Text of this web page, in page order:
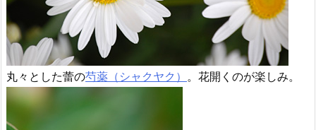
丸々とした蕾の芍薬（シャクヤク） 。花開くのが楽しみ。